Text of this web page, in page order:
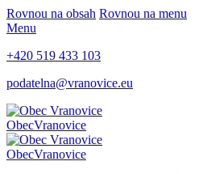
Rovnou na obsah Rovnou na menu
Menu
+420 519 433 103
podatelna@vranovice.eu
ObecVranovice
ObecVranovice